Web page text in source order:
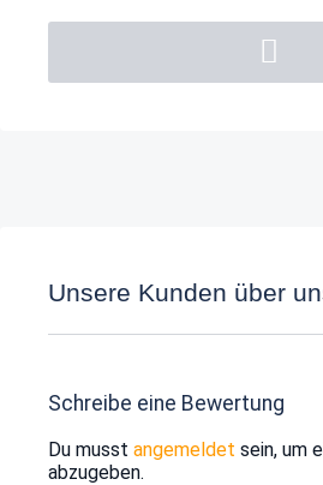
Unsere Kunden über
Schreibe eine Bewertung
Du musst angemeldet sein, um
abzugeben.